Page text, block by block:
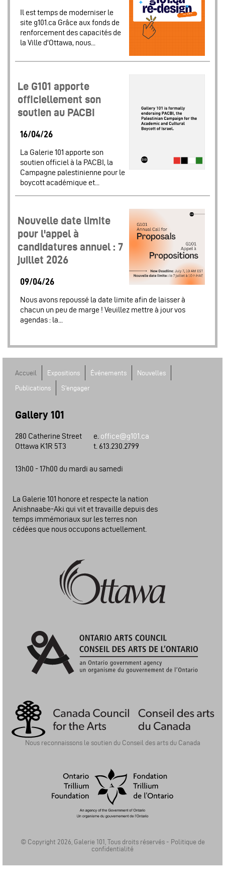
Il est temps de moderniser le
site g101.ca Grâce aux fonds de
renforcement des capacités de
la Ville d'Ottawa, nous...
Le G101 apporte
officiellement son
soutien au PACBI
16/04/26
La Galerie 101 apporte son
soutien officiel à la PACBI, la
Campagne palestinienne pour le
boycott académique et...
Nouvelle date limite
pour l'appel à
candidatures annuel : 7
juillet 2026
09/04/26
Nous avons repoussé la date limite afin de laisser à
chacun un peu de marge ! Veuillez mettre à jour vos
agendas : la...
Accueil Expositions Événements
Nouvelles
Publications
S'engager
Gallery 101
280 Catherine Street
Ottawa K1R 5T3
e. office@g101.ca
t. 613.230.2799
13h00 - 17h00 du mardi au samedi
La Galerie 101 honore et respecte la nation
Anishnaabe-Aki qui vit et travaille depuis des
temps immémoriaux sur les terres non
cédées que nous occupons actuellement.
Nous reconnaissons le soutien du Conseil des arts du Canada
© Copyright 2026, Galerie 101, Tous droits réservés - Politique de
confidentialité